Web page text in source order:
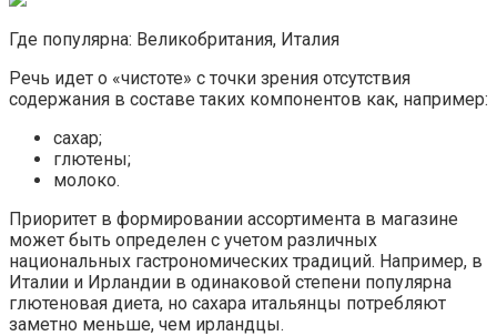
Где популярна: Великобритания, Италия
Речь идет о «чистоте» с точки зрения отсутствия
содержания в составе таких компонентов как, например:
сахар;
глютены;
молоко.
Приоритет в формировании ассортимента в магазине
может быть определен с учетом различных
национальных гастрономических традиций. Например, в
Италии и Ирландии в одинаковой степени популярна
глютеновая диета, но сахара итальянцы потребляют
заметно меньше, чем ирландцы.